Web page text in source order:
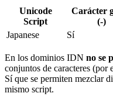
Unicode
Script
Carácter
(-)
Japanese
Sí
En los dominios IDN no se
conjuntos de caracteres
Sí que se permiten mezclar
mismo script.